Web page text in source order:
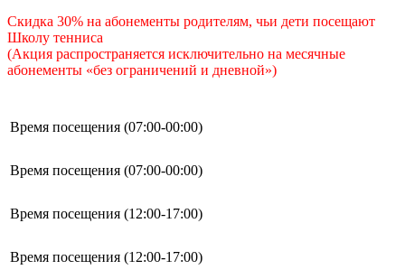
Скидка 30% на абонементы родителям, чьи дети посещают
Школу тенниса
(Акция распространяется исключительно на месячные
абонементы «без ограничений и дневной»)
Время посещения (07:00-00:00)
Время посещения (07:00-00:00)
Время посещения (12:00-17:00)
Время посещения (12:00-17:00)